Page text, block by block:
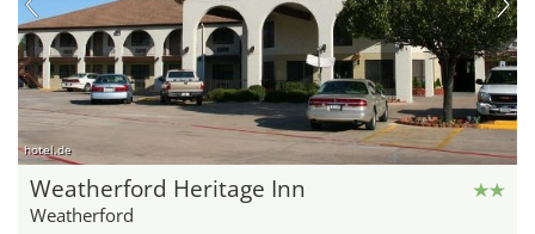
hotel.de
Weatherford Heritage Inn
Weatherford